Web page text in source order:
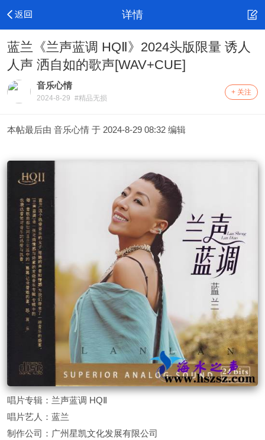
详情
蓝兰《兰声蓝调 HQⅡ》2024头版限量 诱人
人声 洒自如的歌声[WAV+CUE]
音乐心情
2024-8-29 #精品无损
+ 关注
本帖最后由 音乐心情 于 2024-8-29 08:32 编辑
唱片专辑：兰声蓝调 HQⅡ
唱片艺人：蓝兰
制作公司：广州星凯文化发展有限公司